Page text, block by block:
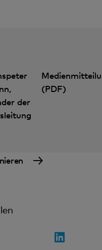
der
(PDF)
und kompakt